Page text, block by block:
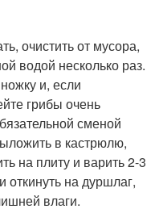
очистить от мусора,
водой несколько раз.
и, если
грибы очень
сменой
в кастрюлю,
на плиту и варить 2-3
на дуршлаг,
влаги.